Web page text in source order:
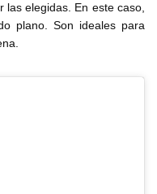
elegidas. En este caso,
plano. Son ideales para